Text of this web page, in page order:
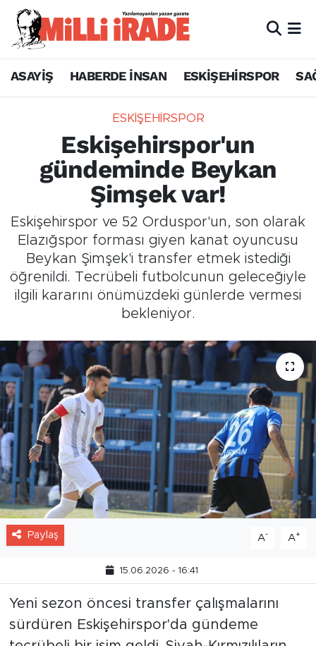
ASAYİŞ HABERDE İNSAN ESKİŞEHİRSPOR
ESKİŞEHİRSPOR
Eskişehirspor'un
gündeminde Beykan
Şimşek var!
Eskişehirspor ve 52 Orduspor'un, son olarak
Elazığspor forması giyen kanat oyuncusu
Beykan Şimşek'i transfer etmek istediği
öğrenildi. Tecrübeli futbolcunun geleceğiyle
ilgili kararını önümüzdeki günlerde vermesi
bekleniyor.
Paylaş A- A+
15.06.2026 - 16:41
Yeni sezon öncesi transfer çalışmalarını
sürdüren Eskişehirspor'da gündeme